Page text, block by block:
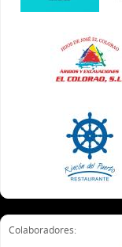
Colaboradores: